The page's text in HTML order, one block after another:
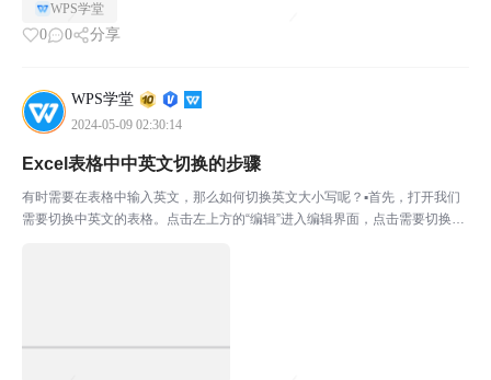
WPS学堂
0 0 分享
WPS学堂
2024-05-09 02:30:14
Excel表格中中英文切换的步骤
有时需要在表格中输入英文，那么如何切换英文大小写呢？▪首先，打开我们
需要切换中英文的表格。点击左上方的“编辑”进入编辑界面，点击需要切换中